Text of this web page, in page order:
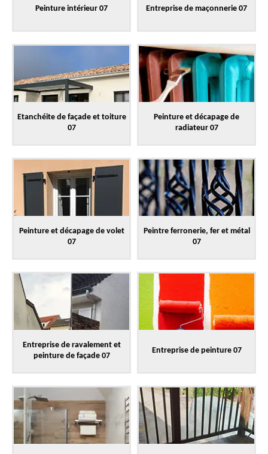
Peinture intérieur 07 Entreprise de maçonnerie 07
Etanchéite de façade et toiture
07
Peinture et décapage de
radiateur 07
Peinture et décapage de volet
07
Peintre ferronerie, fer et métal
07
Entreprise de ravalement et
peinture de façade 07
Entreprise de peinture 07